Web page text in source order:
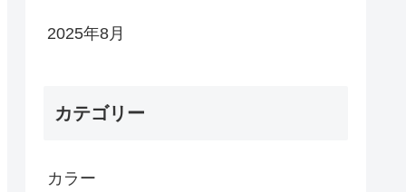
2025年8月
カテゴリー
カラー